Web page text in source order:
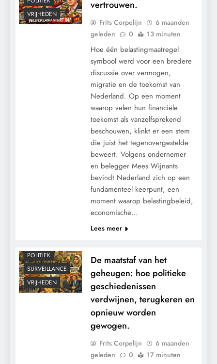
VRIJHEDEN
vertrouwen.
Frits Corpelijn
6 maanden
geleden
0 13 minuten
Hoe één belastingmaatregel
symbool werd voor een bredere
discussie over vermogen,
migratie en de toekomst van
Nederland. Op een moment
waarop velen hun financiële
toekomst als vanzelfsprekend
beschouwen, klinkt er een stem
die juist het tegenovergestelde
beweert. Volgens ondernemer
en belegger Mees Wijnants
bevindt Nederland zich op een
fundamenteel keerpunt, een
moment waarop belastingbeleid,
economische…
Lees meer
POLITIEK
SURVEILLANCE
VRIJHEDEN
De maatstaf van het
geheugen: hoe politieke
geschiedenissen
verdwijnen, terugkeren en
opnieuw worden
gewogen.
Frits Corpelijn
6 maanden
geleden
0 17 minuten